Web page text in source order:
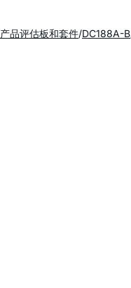
产品评估板和套件 DC188A-B